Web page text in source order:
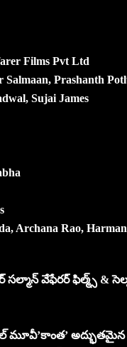
Films Pvt Ltd
Prashanth
Sujai James
Archana Rao,
వేఫేరర్ ఫిల్మ్స్ &
అద్భుతమైన